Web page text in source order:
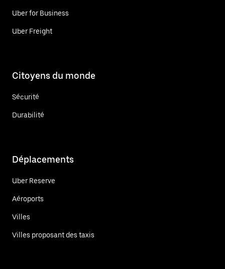
Uber for Business
Uber Freight
Citoyens du monde
Sécurité
Durabilité
Déplacements
Uber Reserve
Aéroports
Villes
Villes proposant des taxis